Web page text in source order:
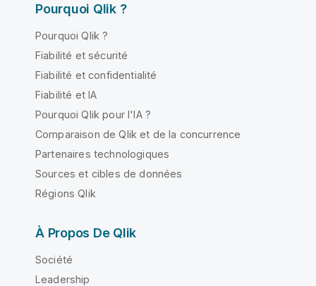
Pourquoi Qlik ?
Pourquoi Qlik ?
Fiabilité et sécurité
Fiabilité et confidentialité
Fiabilité et IA
Pourquoi Qlik pour l'IA ?
Comparaison de Qlik et de la concurrence
Partenaires technologiques
Sources et cibles de données
Régions Qlik
À Propos De Qlik
Société
Leadership